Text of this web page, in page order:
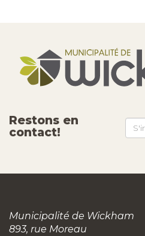
Restons en
contact!
Municipalité de Wickham
893, rue Moreau